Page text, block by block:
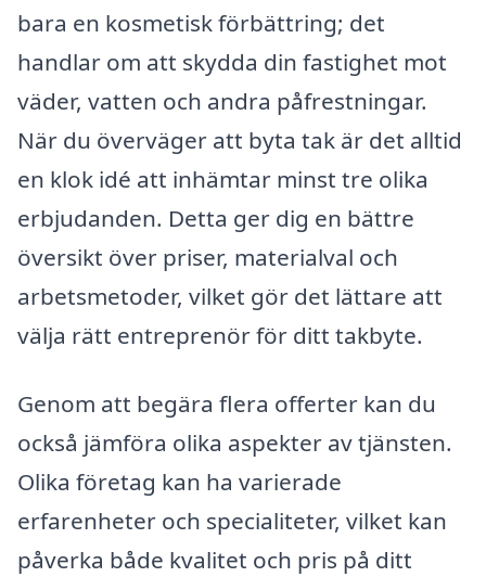
bara en kosmetisk förbättring; det
handlar om att skydda din fastighet mot
väder, vatten och andra påfrestningar.
När du överväger att byta tak är det alltid
en klok idé att inhämtar minst tre olika
erbjudanden. Detta ger dig en bättre
översikt över priser, materialval och
arbetsmetoder, vilket gör det lättare att
välja rätt entreprenör för ditt takbyte.
Genom att begära flera offerter kan du
också jämföra olika aspekter av tjänsten.
Olika företag kan ha varierade
erfarenheter och specialiteter, vilket kan
påverka både kvalitet och pris på ditt